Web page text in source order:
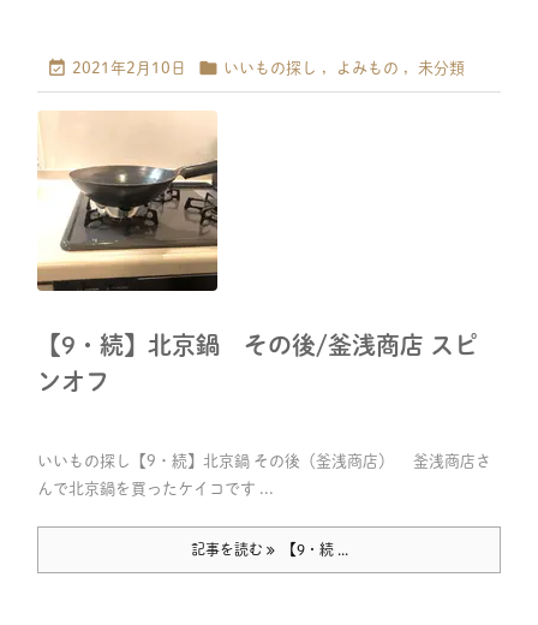
 2021年2月10日  いいもの探し , よみもの , 未分類
【9・続】北京鍋 その後/釜浅商店 スピ
ンオフ
いいもの探し【9・続】北京鍋 その後（釜浅商店） 釜浅商店さ
んで北京鍋を買ったケイコです ...
記事を読む 【9・続 ...